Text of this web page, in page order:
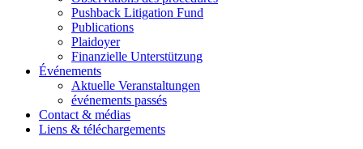
Pushback Litigation Fund
Publications
Plaidoyer
Finanzielle Unterstützung
Événements
Aktuelle Veranstaltungen
événements passés
Contact & médias
Liens & téléchargements